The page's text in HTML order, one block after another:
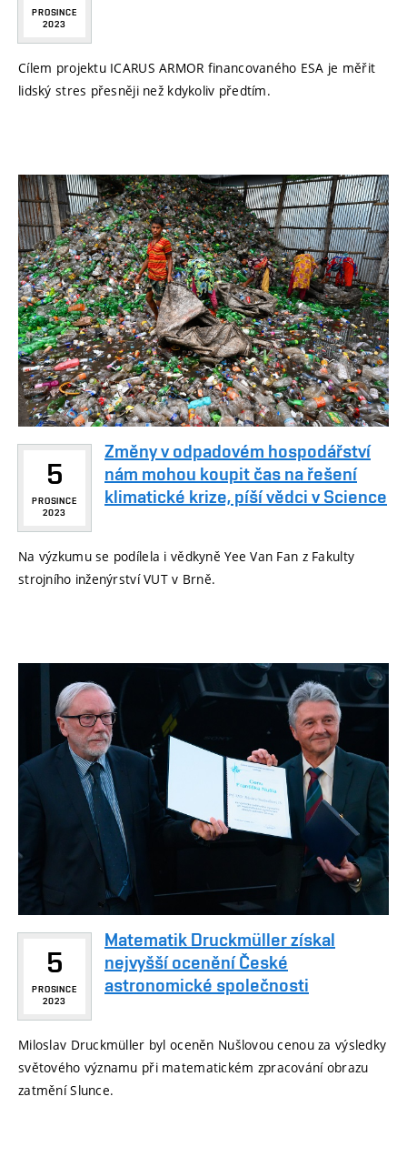
PROSINCE
2023
Cílem projektu ICARUS ARMOR financovaného ESA je měřit
lidský stres přesněji než kdykoliv předtím.
5
PROSINCE
2023
Změny v odpadovém hospodářství
nám mohou koupit čas na řešení
klimatické krize, píší vědci v Science
Na výzkumu se podílela i vědkyně Yee Van Fan z Fakulty
strojního inženýrství VUT v Brně.
5
PROSINCE
2023
Matematik Druckmüller získal
nejvyšší ocenění České
astronomické společnosti
Miloslav Druckmüller byl oceněn Nušlovou cenou za výsledky
světového významu při matematickém zpracování obrazu
zatmění Slunce.